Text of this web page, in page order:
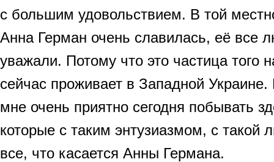
с большим удовольствием. В той
Анна Герман очень славилась, её все
уважали. Потому что это частица того
сейчас проживает в Западной
мне очень приятно сегодня побывать
которые с таким энтузиазмом, с
все, что касается Анны Германа.